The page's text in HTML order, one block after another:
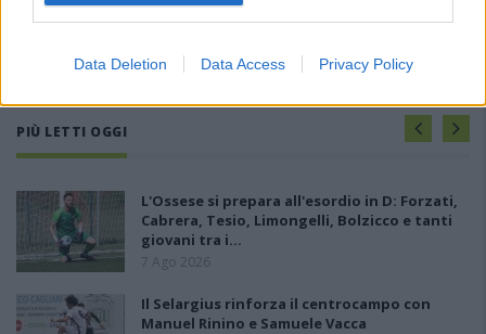
Data Deletion Data Access Privacy Policy
PIÙ LETTI OGGI
L'Ossese si prepara all'esordio in D: Forzati,
Cabrera, Tesio, Limongelli, Bolzicco e tanti
giovani tra i…
7 Ago 2026
Il Selargius rinforza il centrocampo con
Manuel Rinino e Samuele Vacca